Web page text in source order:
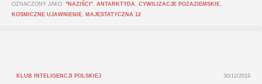
OZNACZONY JAKO: "NAZIŚCI" ANTARKTYDA CYWILIZACJE POZAZIEMSKIE
KOSMICZNE UJAWNIENIE
MAJESTATYCZNA 12
KLUB INTELIGENCJI POLSKIEJ 30/12/2019